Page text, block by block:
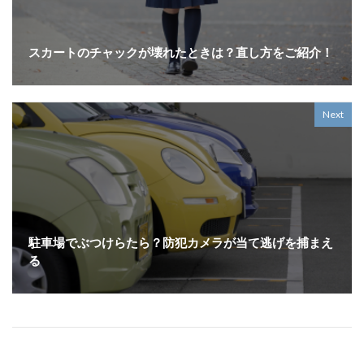
スカートのチャックが壊れたときは？直し方をご紹介！
Next
駐車場でぶつけらたら？防犯カメラが当て逃げを捕まえ
る